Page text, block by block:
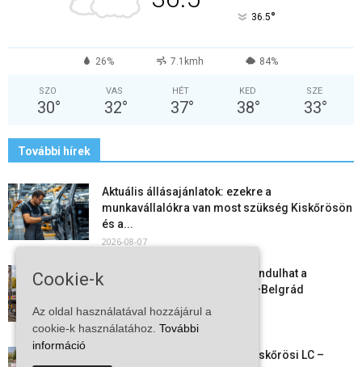
36.5°
26% 7.1kmh 84%
SZO
30°
VAS
32°
HÉT
37°
KED
38°
SZE
33°
További hírek
Aktuális állásajánlatok: ezekre a
munkavállalókra van most szükség Kiskőrösön
és a...
2026-08-07
Vitézy Dávid: már ősszel újraindulhat a
személyszállítás a Budapest–Belgrád
vasútvonalon
2026-08-06
Megkezdte a felkészülést a Kiskőrösi LC –
Cookie-k
Az oldal használatával hozzájárul a
cookie-k használatához. További
információ